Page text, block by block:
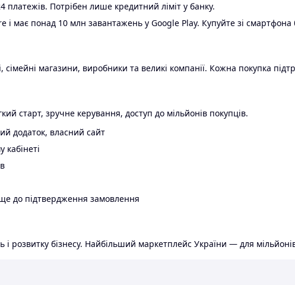
платежів. Потрібен лише кредитний ліміт у банку.
і має понад 10 млн завантажень у Google Play. Купуйте зі смартфона
магазини, виробники та великі компанії. Кожна покупка
старт, зручне керування, доступ до мільйонів покупців.
додаток, власний сайт
до підтвердження замовлення
розвитку бізнесу. Найбільший маркетплейс України — для